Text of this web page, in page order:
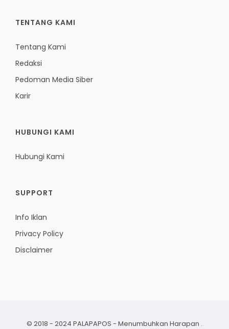
TENTANG KAMI
Tentang Kami
Redaksi
Pedoman Media Siber
Karir
HUBUNGI KAMI
Hubungi Kami
SUPPORT
Info Iklan
Privacy Policy
Disclaimer
© 2018 - 2024 PALAPAPOS - Menumbuhkan Harapan .